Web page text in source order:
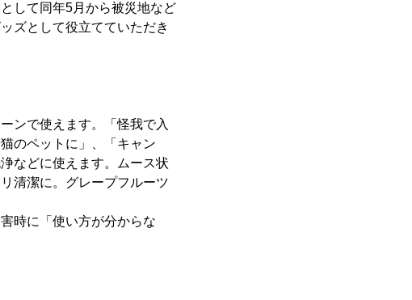
して同年5月から被災地など
ズとして役立てていただき
ンで使えます。「怪我で入
のペットに」、「キャン
などに使えます。ムース状
清潔に。グレープフルーツ
時に「使い方が分からな